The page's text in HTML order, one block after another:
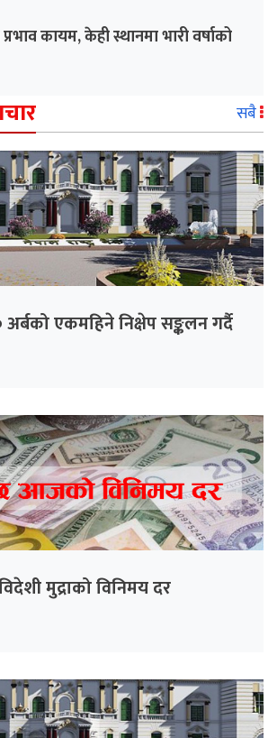
कायम, केही स्थानमा भारी वर्षाको
सबै
एकमहिने निक्षेप सङ्कलन गर्दै
मुद्राको विनिमय दर